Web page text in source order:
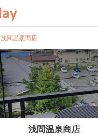
浅間温泉商店
浅間温泉商店